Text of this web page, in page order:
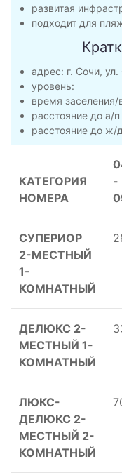
развитая
подходит для
адрес: г. Сочи,
уровень:
время
расстояние до а/
расстояние до ж/
КАТЕГОРИЯ
НОМЕРА
-
СУПЕРИОР
2-МЕСТНЫЙ
1-
КОМНАТНЫЙ
ДЕЛЮКС 2-
МЕСТНЫЙ 1-
КОМНАТНЫЙ
ЛЮКС-
ДЕЛЮКС 2-
МЕСТНЫЙ 2-
КОМНАТНЫЙ